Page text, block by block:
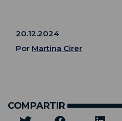
20.12.2024
Por Martina Cirer
COMPARTIR